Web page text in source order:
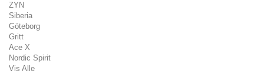
ZYN
Siberia
Göteborg
Gritt
Ace X
Nordic Spirit
Vis Alle